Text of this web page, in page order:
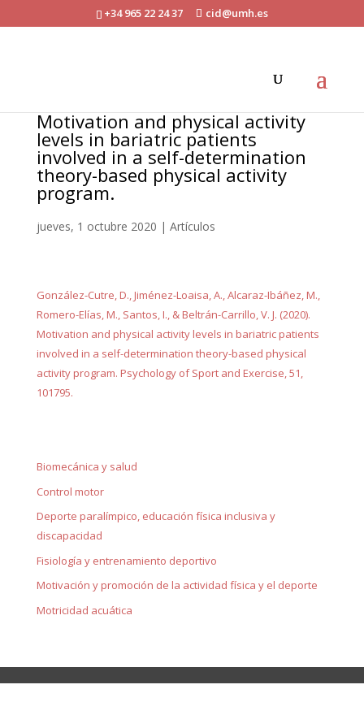
+34 965 22 24 37 cid@umh.es
Motivation and physical activity
levels in bariatric patients
involved in a self-determination
theory-based physical activity
program.
jueves, 1 octubre 2020 | Artículos
González-Cutre, D., Jiménez-Loaisa, A., Alcaraz-Ibáñez, M.,
Romero-Elías, M., Santos, I., & Beltrán-Carrillo, V. J. (2020).
Motivation and physical activity levels in bariatric patients
involved in a self-determination theory-based physical
activity program. Psychology of Sport and Exercise, 51,
101795.
Biomecánica y salud
Control motor
Deporte paralímpico, educación física inclusiva y
discapacidad
Fisiología y entrenamiento deportivo
Motivación y promoción de la actividad física y el deporte
Motricidad acuática